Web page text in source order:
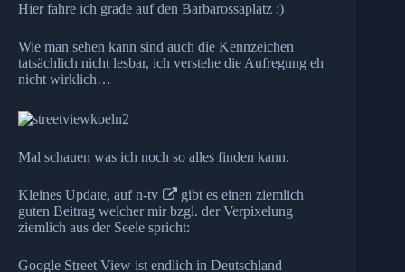
Hier fahre ich grade auf den Barbarossaplatz :)
Wie man sehen kann sind auch die Kennzeichen
tatsächlich nicht lesbar, ich verstehe die Aufregung eh
nicht wirklich…
Mal schauen was ich noch so alles finden kann.
Kleines Update, aufn-tv
gibt es einen ziemlich
guten Beitrag welcher mir bzgl. der Verpixelung
ziemlich aus der Seele spricht:
Google Street View ist endlich in Deutschland